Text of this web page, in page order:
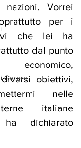
Genere
Vorrei
per i
che lei ha
dal punto
obiettivi,
nelle
italiane
ha dichiarato